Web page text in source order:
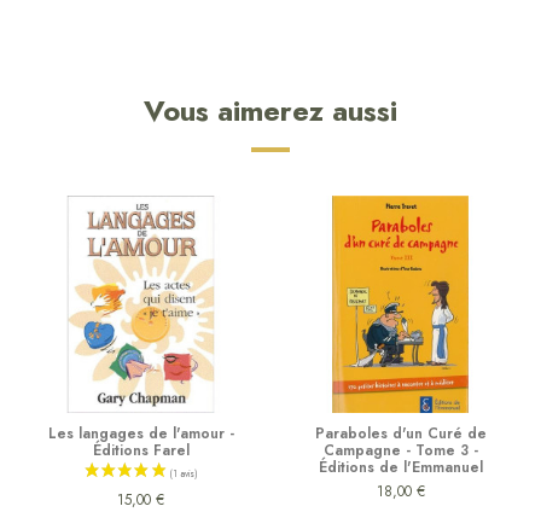
Vous aimerez aussi
Les langages de l'amour -
Éditions Farel
15,00 €
Paraboles d'un Curé de
Campagne - Tome 3 -
Éditions de l'Emmanuel
18,00 €